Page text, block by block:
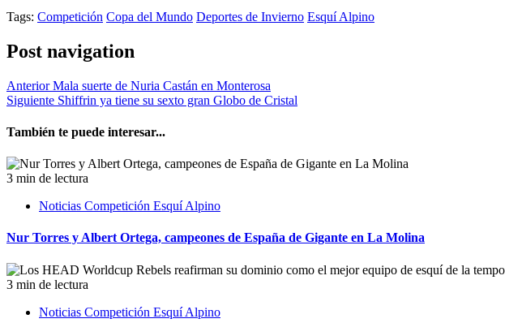
Tags: Competición Copa del Mundo Deportes de Invierno Esquí Alpino
Post navigation
AnteriorMala suerte de Nuria Castán en Monterosa
Siguiente Shiffrin ya tiene su sexto gran Globo de Cristal
También te puede interesar...
3 min de lectura
Noticias Competición Esquí Alpino
Nur Torres y Albert Ortega, campeones de España de Gigante en La Molina
3 min de lectura
Noticias Competición Esquí Alpino